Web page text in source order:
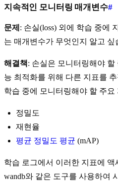
지속적인 모니터링 매개변수#
문제 : 손실(loss) 외에 학습 중에
는 매개변수가 무엇인지 알고 싶
해결책: 손실은 모니터링해야
능 최적화를 위해 다른 지표를
학습 중에 모니터링해야 할 주
정밀도
재현율
평균 정밀도 평균 (mAP)
학습 로그에서 이러한 지표에 액
wandb와 같은 도구를 사용하여